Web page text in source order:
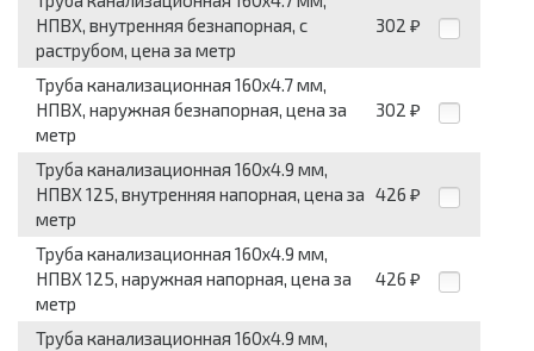
НПВХ, внутренняя безнапорная, с
раструбом, цена за метр
302 ₽
Труба канализационная 160x4.7 мм,
НПВХ, наружная безнапорная, цена за
метр
302 ₽
Труба канализационная 160x4.9 мм,
НПВХ 125, внутренняя напорная, цена за
метр
426 ₽
Труба канализационная 160x4.9 мм,
НПВХ 125, наружная напорная, цена за
метр
426 ₽
Труба канализационная 160x4.9 мм,